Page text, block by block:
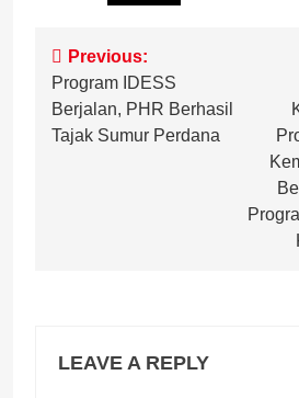
Post
navigation
Previous:
Program IDESS
Berjalan, PHR Berhasil
Tajak Sumur Perdana
LEAVE A REPLY